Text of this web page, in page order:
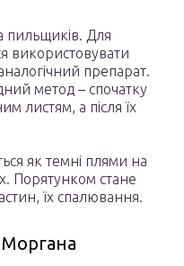
пильщиків. Для
використовувати
препарат.
метод – спочатку
листям, а після їх
як темні плями на
Порятунком стане
їх спалювання.